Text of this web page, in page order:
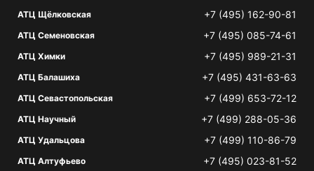
АТЦ Щёлковская +7 (495) 162-90-81
АТЦ Семеновская +7 (495) 085-74-61
АТЦ Химки +7 (495) 989-21-31
АТЦ Балашиха +7 (495) 431-63-63
АТЦ Севастопольская +7 (499) 653-72-12
АТЦ Научный +7 (499) 288-05-36
АТЦ Удальцова +7 (499) 110-86-79
АТЦ Алтуфьево +7 (495) 023-81-52